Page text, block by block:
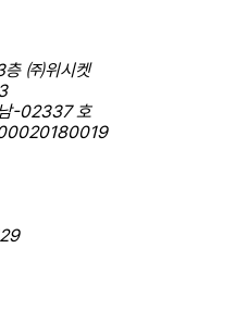
층 ㈜위시켓
-02337 호